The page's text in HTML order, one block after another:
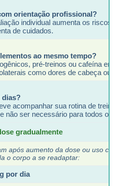
orientação profissional?
individual aumenta os
de cuidados.
ao mesmo tempo?
pré-treinos ou cafeína
como dores de cabeça ou
dias?
acompanhar sua rotina de
não ser necessário para todos os
gradualmente
após aumento da dose ou uso
o corpo a se readaptar:
por dia